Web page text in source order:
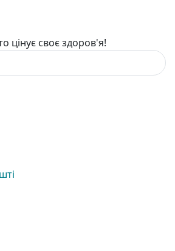
цінує своє здоров'я!